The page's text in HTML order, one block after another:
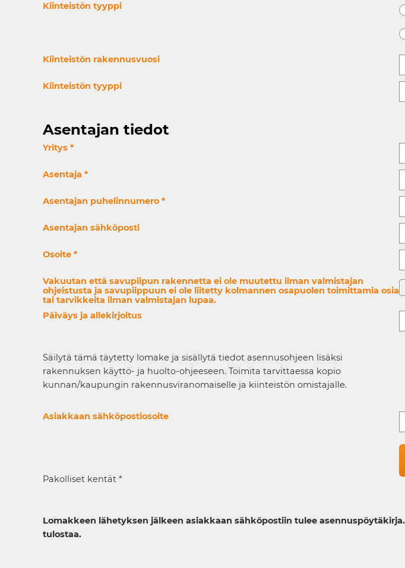
Kiinteistön tyyppi
Kiinteistön rakennusvuosi
Kiinteistön tyyppi
Asentajan tiedot
Yritys *
Asentaja *
Asentajan puhelinnumero *
Asentajan sähköposti
Osoite *
Vakuutan että savupiipun rakennetta ei ole muutettu ilman valmistajan
ohjeistusta ja savupiippuun ei ole liitetty kolmannen osapuolen toimittamia osia
tai tarvikkeita ilman valmistajan lupaa.
Päiväys ja allekirjoitus
Säilytä tämä täytetty lomake ja sisällytä tiedot asennusohjeen lisäksi
rakennuksen käyttö- ja huolto-ohjeeseen. Toimita tarvittaessa kopio
kunnan/kaupungin rakennusviranomaiselle ja kiinteistön omistajalle.
Asiakkaan sähköpostiosoite
Pakolliset kentät *
Lomakkeen lähetyksen jälkeen asiakkaan sähköpostiin tulee
tulostaa.